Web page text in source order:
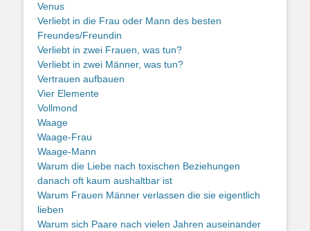
Venus
Verliebt in die Frau oder Mann des besten
Freundes/Freundin
Verliebt in zwei Frauen, was tun?
Verliebt in zwei Männer, was tun?
Vertrauen aufbauen
Vier Elemente
Vollmond
Waage
Waage-Frau
Waage-Mann
Warum die Liebe nach toxischen Beziehungen
danach oft kaum aushaltbar ist
Warum Frauen Männer verlassen die sie eigentlich
lieben
Warum sich Paare nach vielen Jahren auseinander